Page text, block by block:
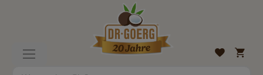
Wunschliste
Mein